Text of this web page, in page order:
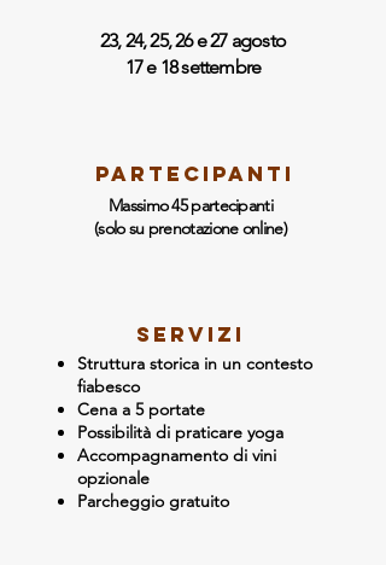
23, 24, 25, 26 e 27 agosto
17 e 18 settembre
partecipanti
Massimo 45 partecipanti
(solo su prenotazione online)
SERVIZI
Struttura storica in un contesto
fiabesco
Cena a 5 portate
Possibilità di praticare yoga
Accompagnamento di vini
opzionale
Parcheggio gratuito